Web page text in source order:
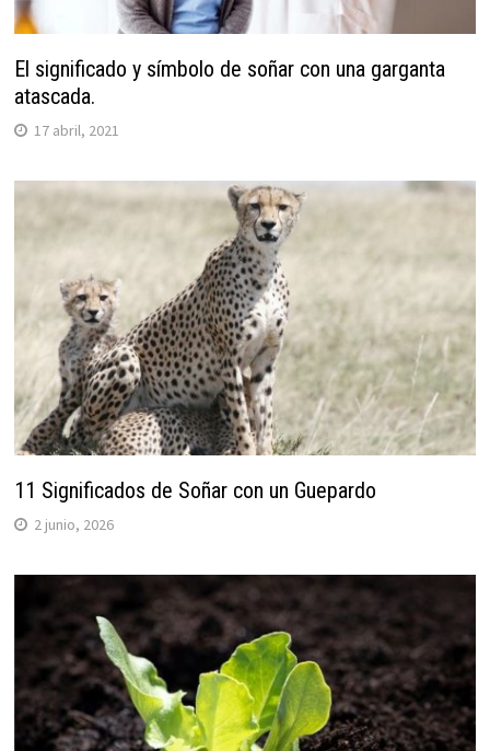
El significado y símbolo de soñar con una garganta
atascada.
17 abril, 2021
11 Significados de Soñar con un Guepardo
2 junio, 2026